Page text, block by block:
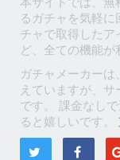
るガチャを気軽
チャで取得したア
ど、全ての機能が
ガチャメーカー
えていますが、
です。 課金なし
ると嬉しいです。